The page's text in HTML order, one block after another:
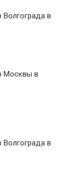
Волгограда в
Москвы в
Волгограда в